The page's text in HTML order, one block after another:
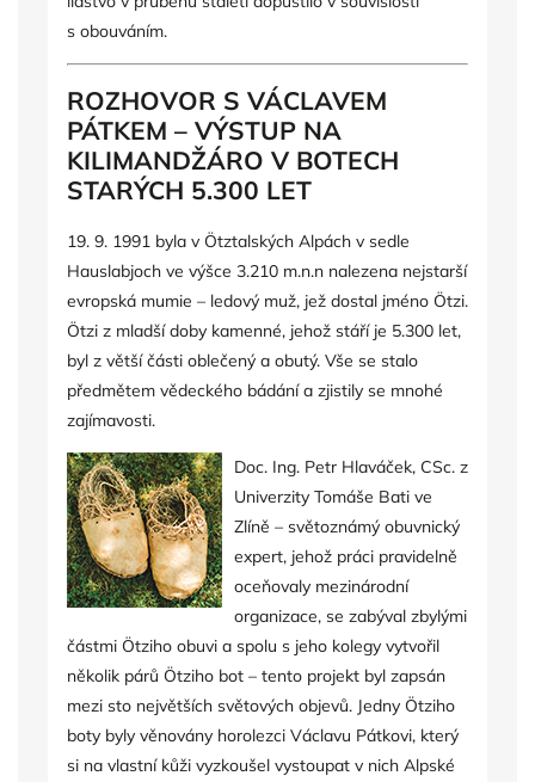
s obouváním.
ROZHOVOR S VÁCLAVEM
PÁTKEM – VÝSTUP NA
KILIMANDŽÁRO V BOTECH
STARÝCH 5.300 LET
19. 9. 1991 byla v Ötztalských Alpách v sedle
Hauslabjoch ve výšce 3.210 m.n.n nalezena nejstarší
evropská mumie – ledový muž, jež dostal jméno Ötzi.
Ötzi z mladší doby kamenné, jehož stáří je 5.300 let,
byl z větší části oblečený a obutý. Vše se stalo
předmětem vědeckého bádání a zjistily se mnohé
zajímavosti.
Doc. Ing. Petr Hlaváček, CSc. z
Univerzity Tomáše Bati ve
Zlíně – světoznámý obuvnický
expert, jehož práci pravidelně
oceňovaly mezinárodní
organizace, se zabýval zbylými
částmi Ötziho obuvi a spolu s jeho kolegy vytvořil
několik párů Ötziho bot – tento projekt byl zapsán
mezi sto největších světových objevů. Jedny Ötziho
boty byly věnovány horolezci Václavu Pátkovi, který
si na vlastní kůži vyzkoušel vystoupat v nich Alpské